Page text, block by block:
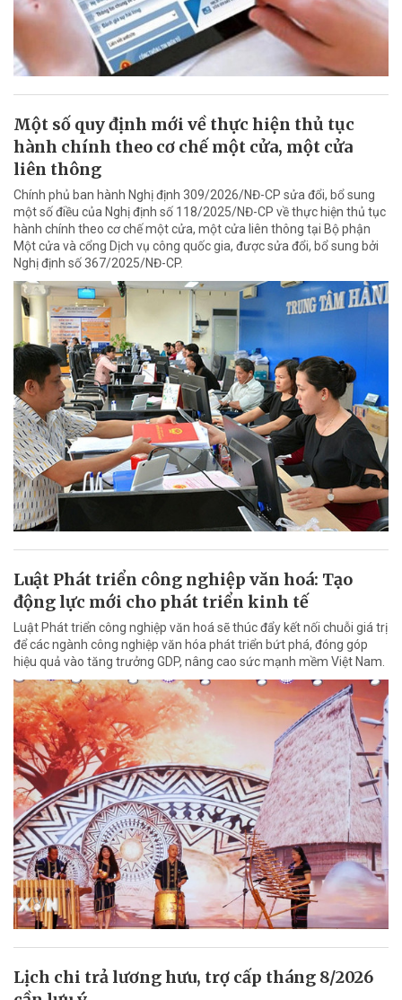
Một số quy định mới về thực hiện thủ tục
hành chính theo cơ chế một cửa, một cửa
liên thông
Chính phủ ban hành Nghị định 309/2026/NĐ-CP sửa đổi, bổ sung
một số điều của Nghị định số 118/2025/NĐ-CP về thực hiện thủ tục
hành chính theo cơ chế một cửa, một cửa liên thông tại Bộ phận
Một cửa và cổng Dịch vụ công quốc gia, được sửa đổi, bổ sung bởi
Nghị định số 367/2025/NĐ-CP.
Luật Phát triển công nghiệp văn hoá: Tạo
động lực mới cho phát triển kinh tế
Luật Phát triển công nghiệp văn hoá sẽ thúc đẩy kết nối chuỗi giá trị
để các ngành công nghiệp văn hóa phát triển bứt phá, đóng góp
hiệu quả vào tăng trưởng GDP, nâng cao sức mạnh mềm Việt Nam.
Lịch chi trả lương hưu, trợ cấp tháng 8/2026